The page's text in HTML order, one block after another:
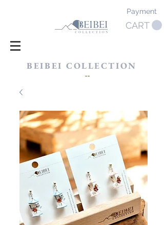
Payment
CART
BEIBEI COLLECTION
​--